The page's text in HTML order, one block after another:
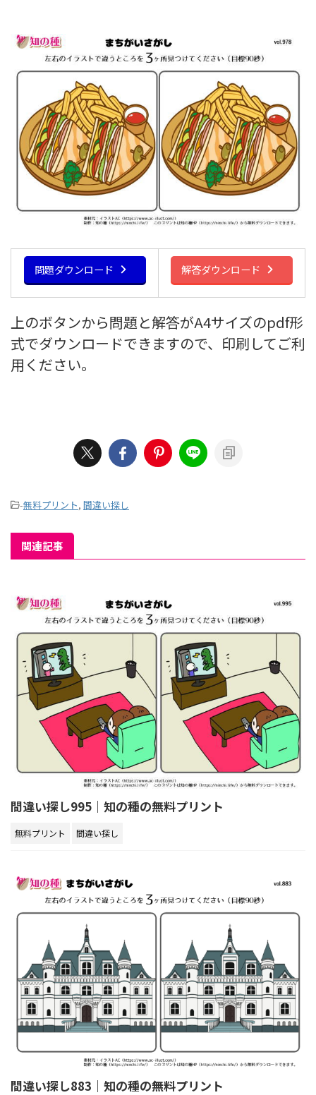
問題ダウンロード 解答ダウンロード
上のボタンから問題と解答がA4サイズのpdf形
式でダウンロードできますので、印刷してご利
用ください。
-無料プリント, 間違い探し
関連記事
間違い探し995｜知の種の無料プリント
無料プリント 間違い探し
間違い探し883｜知の種の無料プリント